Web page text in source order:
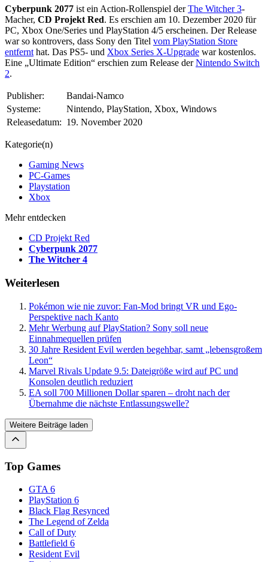
Cyberpunk 2077 ist ein Action-Rollenspiel derThe Witcher 3-
Macher, CD Projekt Red. Es erschien am 10. Dezember 2020 für
PC, Xbox One/Series und PlayStation 4/5 erscheinen. Der Release
war so kontrovers, dass Sony den Titel vom PlayStation Store
entfernthat. Das PS5- und Xbox Series X-Upgrade war kostenlos.
Eine „Ultimate Edition“ erschien zum Release derNintendo Switch
2.
Publisher:
Bandai-Namco
Systeme:
Nintendo, PlayStation, Xbox, Windows
Releasedatum: 19. November 2020
Kategorie(n)
Gaming News
PC-Games
Playstation
Xbox
Mehr entdecken
CD Projekt Red
Cyberpunk 2077
The Witcher 4
Weiterlesen
Pokémon wie nie zuvor: Fan-Mod bringt VR und Ego-
Perspektive nach Kanto
Mehr Werbung auf PlayStation? Sony soll neue
Einnahmequellen prüfen
30 Jahre Resident Evil werden begehbar, samt „lebensgroßem
Leon“
Marvel Rivals Update 9.5: Dateigröße wird auf PC und
Konsolen deutlich reduziert
EA soll 700 Millionen Dollar sparen – droht nach der
Übernahme die nächste Entlassungswelle?
Weitere Beiträge laden
Top Games
GTA 6
PlayStation 6
Black Flag Resynced
The Legend of Zelda
Call of Duty
Battlefield 6
Resident Evil